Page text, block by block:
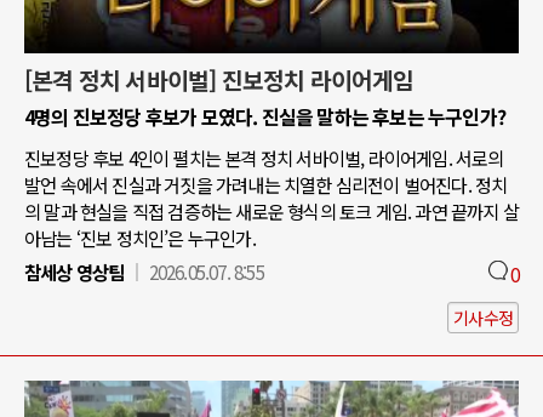
[본격 정치 서바이벌] 진보정치 라이어게임
4명의 진보정당 후보가 모였다. 진실을 말하는 후보는 누구인가?
진보정당 후보 4인이 펼치는 본격 정치 서바이벌, 라이어게임. 서로의
발언 속에서 진실과 거짓을 가려내는 치열한 심리전이 벌어진다. 정치
의 말과 현실을 직접 검증하는 새로운 형식의 토크 게임. 과연 끝까지 살
아남는 ‘진보 정치인’은 누구인가.
참세상 영상팀
2026.05.07. 8:55 0
기사수정